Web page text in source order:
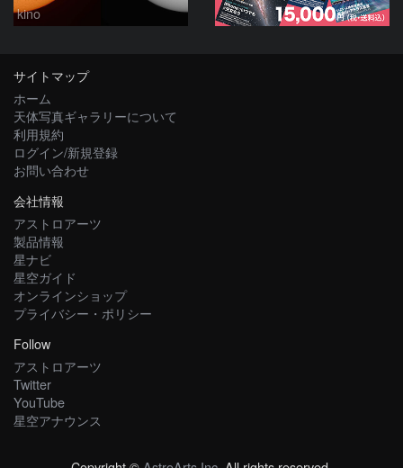
kino
サイトマップ
ホーム
天体写真ギャラリーについて
利用規約
ログイン/新規登録
お問い合わせ
会社情報
アストロアーツ
製品情報
星ナビ
星空ガイド
オンラインショップ
プライバシー・ポリシー
Follow
アストロアーツ
Twitter
YouTube
星空アナウンス